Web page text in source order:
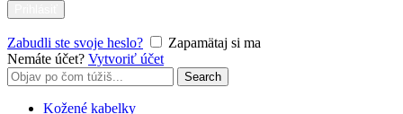
Zabudli ste svoje heslo?
Zapamätaj si ma
Nemáte účet? Vytvoriť účet
Search
for:
Search
Kožené kabelky